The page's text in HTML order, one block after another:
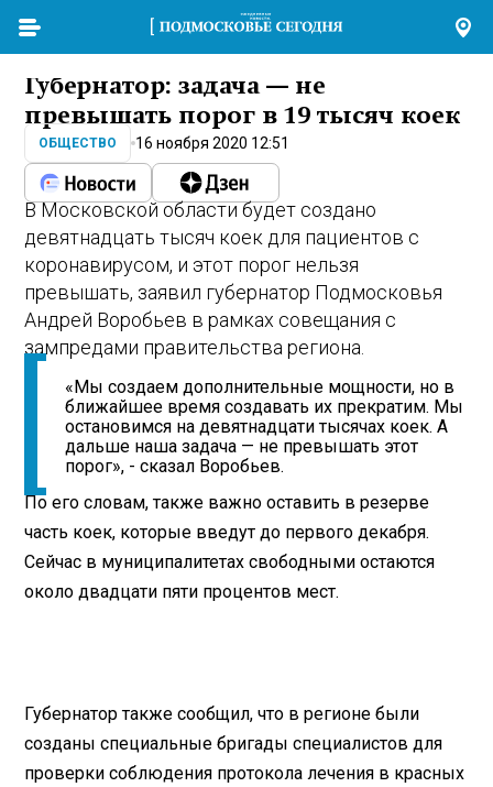
Губернатор: задача — не
превышать порог в 19 тысяч коек
ОБЩЕСТВО 16 ноября 2020 12:51
В Московской области будет создано
девятнадцать тысяч коек для пациентов с
коронавирусом, и этот порог нельзя
превышать, заявил губернатор Подмосковья
Андрей Воробьев в рамках совещания с
зампредами правительства региона.
«Мы создаем дополнительные мощности, но в
ближайшее время создавать их прекратим. Мы
остановимся на девятнадцати тысячах коек. А
дальше наша задача — не превышать этот
порог», - сказал Воробьев.
По его словам, также важно оставить в резерве
часть коек, которые введут до первого декабря.
Сейчас в муниципалитетах свободными остаются
около двадцати пяти процентов мест.
Губернатор также сообщил, что в регионе были
созданы специальные бригады специалистов для
проверки соблюдения протокола лечения в красных